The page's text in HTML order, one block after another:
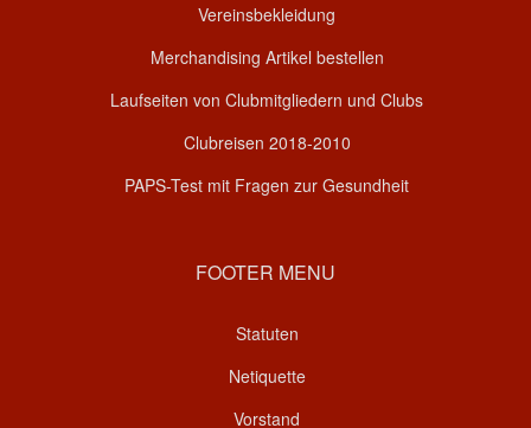
Vereinsbekleidung
Merchandising Artikel bestellen
Laufseiten von Clubmitgliedern und Clubs
Clubreisen 2018-2010
PAPS-Test mit Fragen zur Gesundheit
FOOTER MENU
Statuten
Netiquette
Vorstand